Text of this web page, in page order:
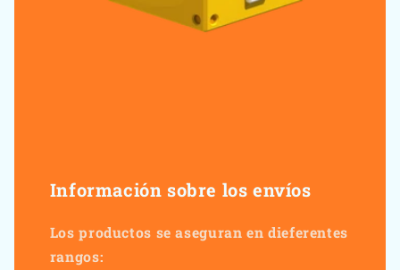
Información sobre los envíos
Los productos se aseguran en dieferentes
rangos: